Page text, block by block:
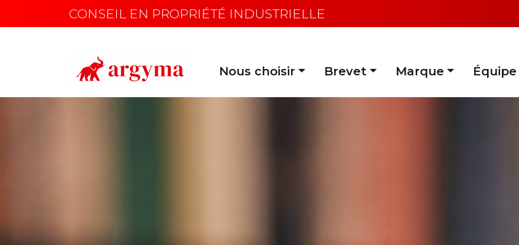
CONSEIL EN PROPRIÉTÉ INDUSTRIELLE
Main Navigation Nous choisir Brevet Marque Équipe